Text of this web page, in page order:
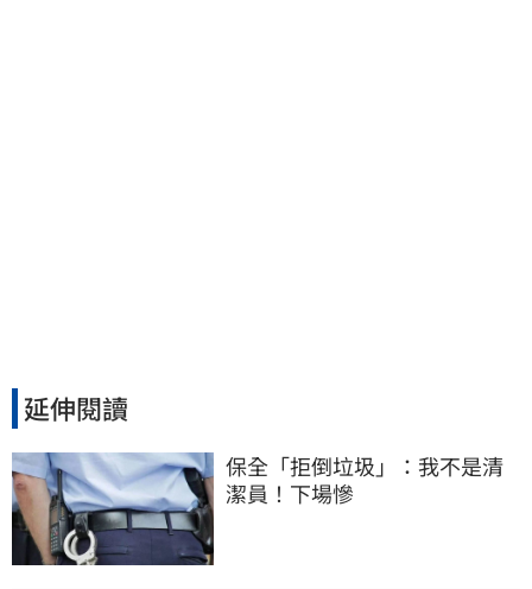
延伸閱讀
保全「拒倒垃圾」：我不是清
潔員！下場慘